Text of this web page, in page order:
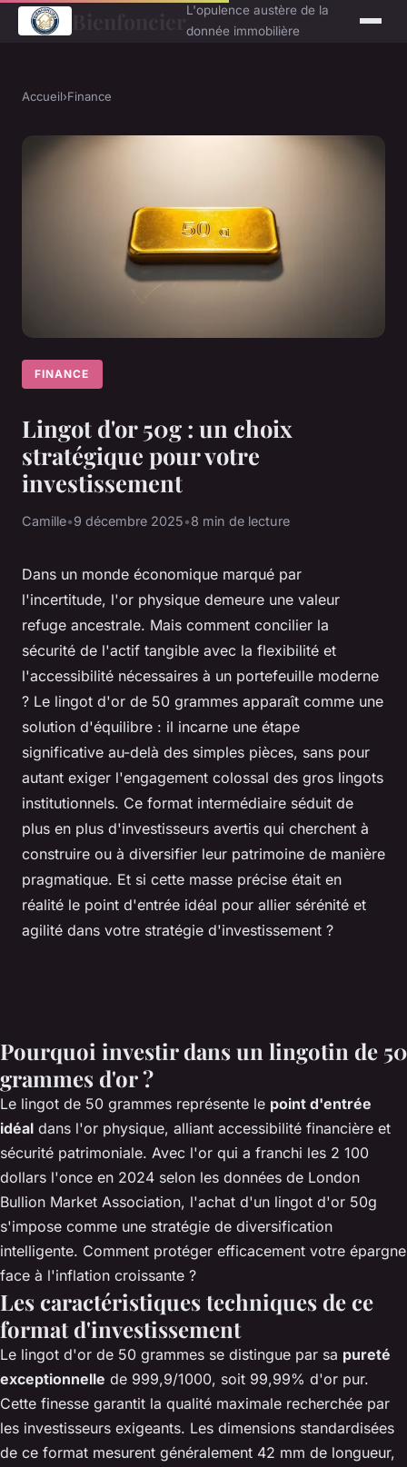
L'opulence austère de la
donnée immobilière
Accueil›Finance
FINANCE
Lingot d'or 50g : un choix
stratégique pour votre
investissement
Camille•9 décembre 2025•8 min de lecture
Dans un monde économique marqué par
l'incertitude, l'or physique demeure une valeur
refuge ancestrale. Mais comment concilier la
sécurité de l'actif tangible avec la flexibilité et
l'accessibilité nécessaires à un portefeuille moderne
? Le lingot d'or de 50 grammes apparaît comme une
solution d'équilibre : il incarne une étape
significative au-delà des simples pièces, sans pour
autant exiger l'engagement colossal des gros lingots
institutionnels. Ce format intermédiaire séduit de
plus en plus d'investisseurs avertis qui cherchent à
construire ou à diversifier leur patrimoine de manière
pragmatique. Et si cette masse précise était en
réalité le point d'entrée idéal pour allier sérénité et
agilité dans votre stratégie d'investissement ?
Pourquoi investir dans un lingotin de 50
grammes d'or ?
Le lingot de 50 grammes représente le point d'entrée
idéal dans l'or physique, alliant accessibilité financière et
sécurité patrimoniale. Avec l'or qui a franchi les 2 100
dollars l'once en 2024 selon les données de London
Bullion Market Association, l'achat d'un lingot d'or 50g
s'impose comme une stratégie de diversification
intelligente. Comment protéger efficacement votre épargne
face à l'inflation croissante ?
Les caractéristiques techniques de ce
format d'investissement
Le lingot d'or de 50 grammes se distingue par sa pureté
exceptionnelle de 999,9/1000, soit 99,99% d'or pur.
Cette finesse garantit la qualité maximale recherchée par
les investisseurs exigeants. Les dimensions standardisées
de ce format mesurent généralement 42 mm de longueur,